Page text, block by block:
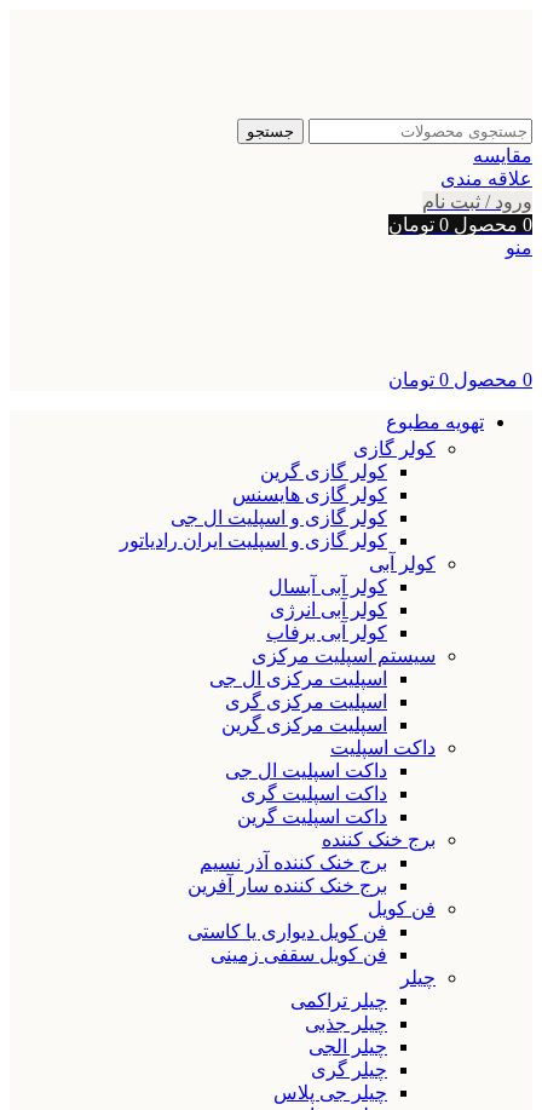
جستجو
مقایسه
علاقه مندی
ورود / ثبت نام
0 محصول 0 تومان
منو
0 محصول 0 تومان
تهویه مطبوع
کولر گازی
کولر گازی گرین
کولر گازی هایسنس
کولر گازی و اسپلیت ال جی
کولر گازی و اسپلیت ایران رادیاتور
کولر آبی
کولر آبی آبسال
کولر آبی انرژی
کولر آبی برفاب
سیستم اسپلیت مرکزی
اسپلیت مرکزی ال جی
اسپلیت مرکزی گری
اسپلیت مرکزی گرین
داکت اسپلیت
داکت اسپلیت ال جی
داکت اسپلیت گری
داکت اسپلیت گرین
برج خنک کننده
برج خنک کننده آذر نسیم
برج خنک کننده سار آفرین
فن کویل
فن کویل دیواری یا کاستی
فن کویل سقفی زمینی
چیلر
چیلر تراکمی
چیلر جذبی
چیلر الجی
چیلر گری
چیلر جی پلاس